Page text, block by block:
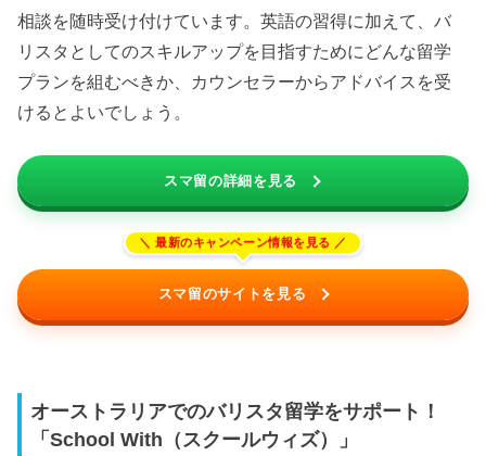
相談を随時受け付けています。英語の習得に加えて、バ
リスタとしてのスキルアップを目指すためにどんな留学
プランを組むべきか、カウンセラーからアドバイスを受
けるとよいでしょう。
スマ留の詳細を見る
スマ留のサイトを見る
オーストラリアでのバリスタ留学をサポート！
「School With（スクールウィズ）」